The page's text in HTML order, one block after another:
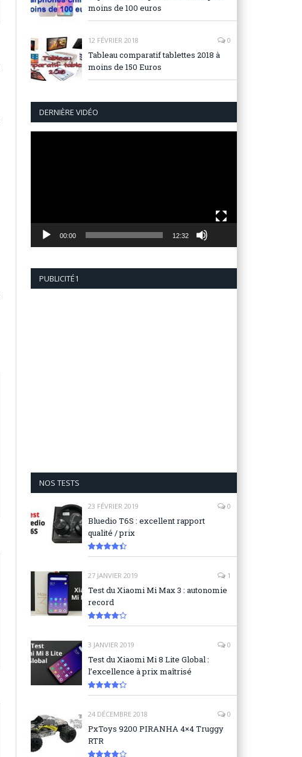
moins de 100 euros
12 FÉVRIER 2018 0
Tableau comparatif tablettes 2018 à
moins de 150 Euros
DERNIÈRE VIDÉO
00:00 12:32
PUBLICITÉ1
NOS TESTS
23 FÉVRIER 2019 0
Bluedio T6S : excellent rapport
qualité / prix
27 JANVIER 2019 1
Test du Xiaomi Mi Max 3 : autonomie
record
3 JANVIER 2019 0
Test du Xiaomi Mi 8 Lite Global :
l’excellence à prix maîtrisé
24 DÉCEMBRE 2018 0
PxToys 9200 PIRANHA 4×4 Truggy
RTR